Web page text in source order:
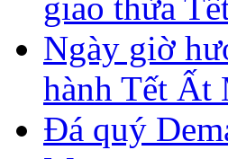
Ngày giờ
hành Tết Ất
Đá quý